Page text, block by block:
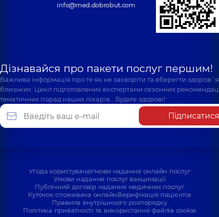
info@med.dobrobut.com
Дізнавайся про пакети послуг першим!
Важлива інформація про те як не захворіти та вберегти
близьких. Цикл підготовлених експертами сезонних
тематичних порад наших лікарів… Будьте здорові!
Підписатися
Угода користувачаУмови надання онлайн послуг
Умови надання послуг вакцинації
Публічний договір надання медичних послуг
Куточок споживача онлайнВерифікація пацієнтів
Правила внутрішнього розпорядку
Політика приватності та використання файлів cookie